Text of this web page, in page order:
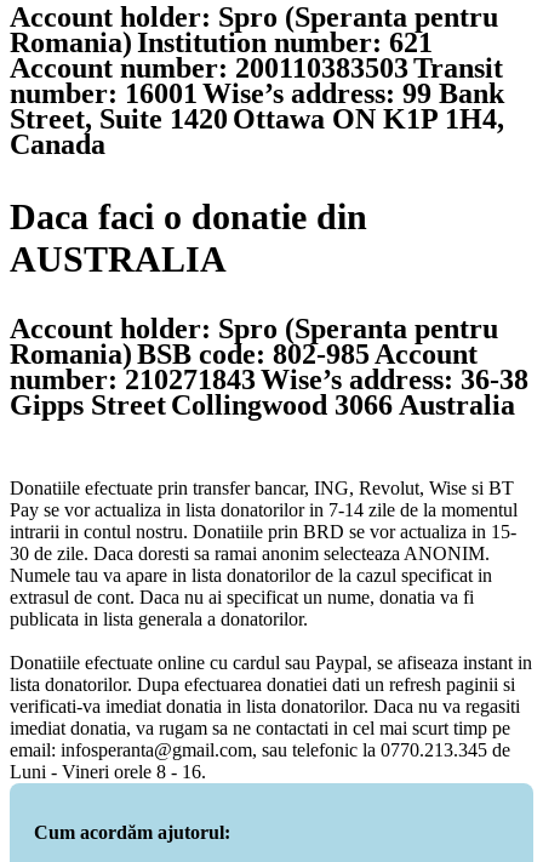
Account holder: Spro (Speranta pentru
Romania)Institution number: 621
Account number: 200110383503Transit
number: 16001Wise’s address: 99 Bank
Street, Suite 1420 Ottawa ON K1P 1H4,
Canada
Daca faci o donatie din
AUSTRALIA
Account holder: Spro (Speranta pentru
Romania)BSB code: 802-985Account
number: 210271843Wise’s address: 36-38
Gipps StreetCollingwood 3066 Australia
Donatiile efectuate prin transfer bancar, ING, Revolut, Wise si BT
Pay se vor actualiza in lista donatorilor in 7-14 zile de la momentul
intrarii in contul nostru. Donatiile prin BRD se vor actualiza in 15-
30 de zile. Daca doresti sa ramai anonim selecteaza ANONIM.
Numele tau va apare in lista donatorilor de la cazul specificat in
extrasul de cont. Daca nu ai specificat un nume, donatia va fi
publicata in lista generala a donatorilor.
Donatiile efectuate online cu cardul sau Paypal, se afiseaza instant in
lista donatorilor. Dupa efectuarea donatiei dati un refresh paginii si
verificati-va imediat donatia in lista donatorilor. Daca nu va regasiti
imediat donatia, va rugam sa ne contactati in cel mai scurt timp pe
email: infosperanta@gmail.com, sau telefonic la 0770.213.345 de
Luni - Vineri orele 8 - 16.
Cum acordăm ajutorul: